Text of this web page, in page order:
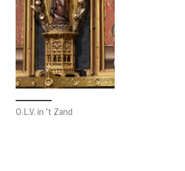
O.L.V. in ’t Zand